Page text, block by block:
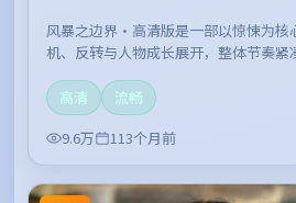
风暴之边界·高清版是一部以惊悚为核
机、反转与人物成长展开，整体节奏紧
高清
流畅
9.6万
113个月前